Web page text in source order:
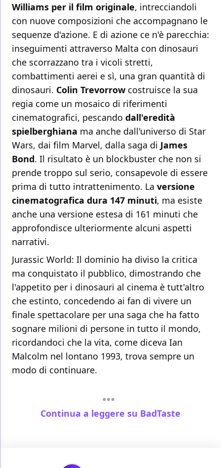
Williams per il film originale, intrecciandoli
con nuove composizioni che accompagnano le
sequenze d'azione. E di azione ce n'è parecchia:
inseguimenti attraverso Malta con dinosauri
che scorrazzano tra i vicoli stretti,
combattimenti aerei e sì, una gran quantità di
dinosauri. Colin Trevorrow costruisce la sua
regia come un mosaico di riferimenti
cinematografici, pescando dall'eredità
spielberghiana ma anche dall'universo di Star
Wars, dai film Marvel, dalla saga di James
Bond. Il risultato è un blockbuster che non si
prende troppo sul serio, consapevole di essere
prima di tutto intrattenimento. La versione
cinematografica dura 147 minuti, ma esiste
anche una versione estesa di 161 minuti che
approfondisce ulteriormente alcuni aspetti
narrativi.
Jurassic World: Il dominio ha diviso la critica
ma conquistato il pubblico, dimostrando che
l'appetito per i dinosauri al cinema è tutt'altro
che estinto, concedendo ai fan di vivere un
finale spettacolare per una saga che ha fatto
sognare milioni di persone in tutto il mondo,
ricordandoci che la vita, come diceva Ian
Malcolm nel lontano 1993, trova sempre un
modo di continuare.
Continua a leggere su BadTaste